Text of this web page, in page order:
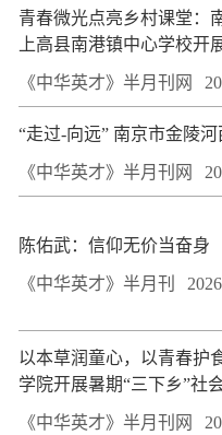
青春微光点亮乡村课堂：
上高县南港镇中心学校开
《中华英才》半月刊网
“走过-向远” 南京市金陵
《中华英才》半月刊网
陈佑武：信仰无价当奋身
《中华英才》半月刊
以本草润童心，以青春护
学院开展暑期“三下乡”社
《中华英才》半月刊网